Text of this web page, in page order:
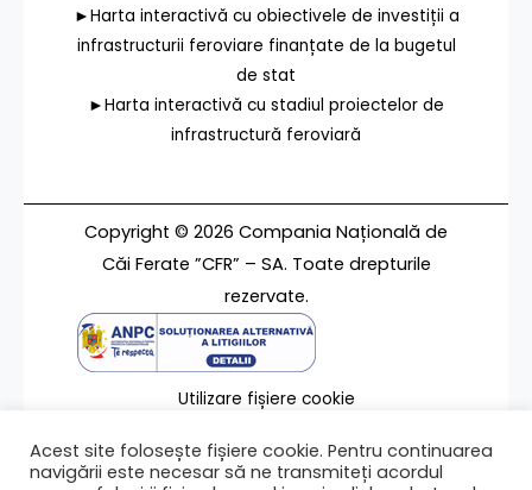
►Harta interactivă cu obiectivele de investiții a
infrastructurii feroviare finanțate de la bugetul
de stat
►Harta interactivă cu stadiul proiectelor de
infrastructură feroviară
Copyright © 2026 Compania Națională de
Căi Ferate ”CFR” – SA. Toate drepturile
rezervate.
Utilizare fișiere cookie
Contact
Acest site folosește fișiere cookie. Pentru continuarea
navigării este necesar să ne transmiteți acordul